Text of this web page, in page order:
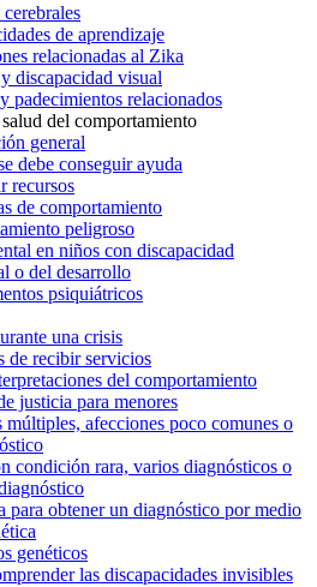
de aprendizaje
relacionadas al Zika
discapacidad visual
padecimientos relacionados
del comportamiento
general
debe conseguir ayuda
recursos
de comportamiento
peligroso
en niños con discapacidad
o del desarrollo
psiquiátricos
una crisis
de recibir servicios
del comportamiento
justicia para menores
múltiples, afecciones poco comunes o
condición rara, varios diagnósticos o
para obtener un diagnóstico por medio
genéticos
las discapacidades invisibles